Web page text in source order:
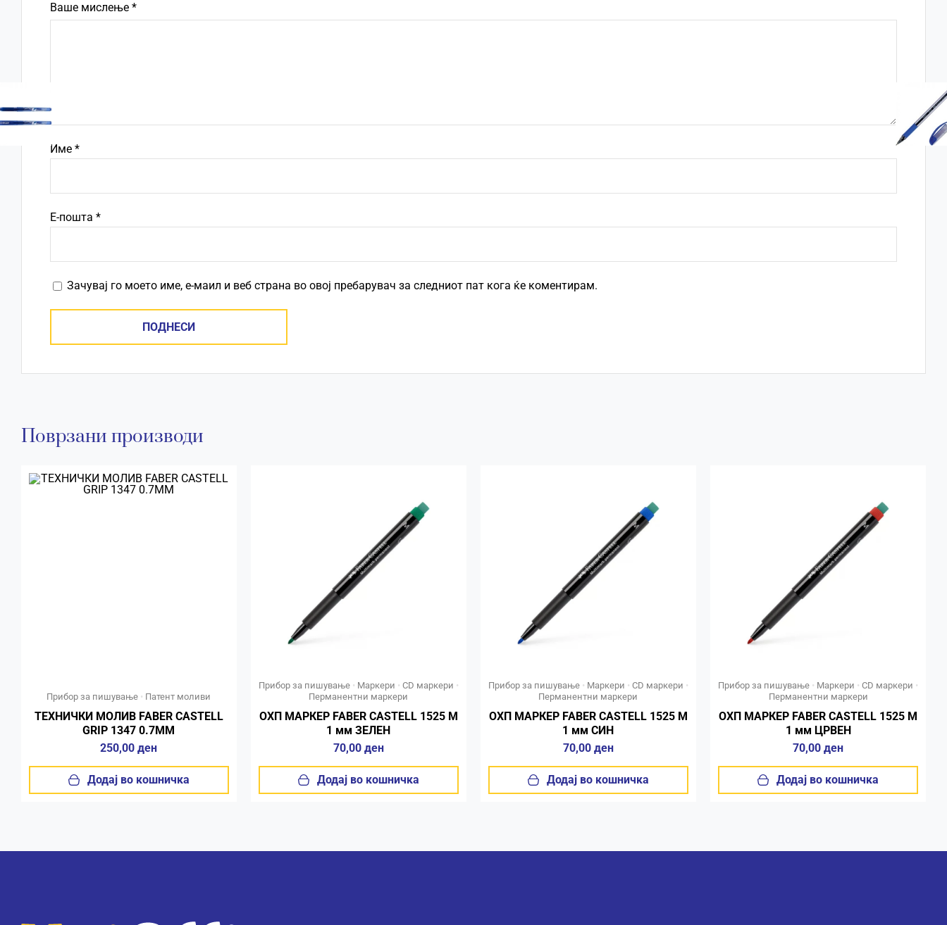
Ваше мислење *
Име *
Е-пошта *
Зачувај го моето име, е-маил и веб страна во овој пребарувач за следниот пат кога ќе коментирам.
Поврзани производи
Прибор за пишување • Патент моливи
ТЕХНИЧКИ МОЛИВ FABER CASTELL
GRIP 1347 0.7MM
250,00ден
Додај во кошничка
Прибор за пишување• Маркери • CD маркери •
Перманентни маркери
ОХП МАРКЕР FABER CASTELL 1525 M
1 мм ЗЕЛЕН
70,00 ден
Додај во кошничка
Прибор за пишување• Маркери • CD маркери •
Перманентни маркери
ОХП МАРКЕР FABER CASTELL 1525 M
1 мм СИН
70,00 ден
Додај во кошничка
Прибор за пишување • Маркери • CD маркери •
Перманентни маркери
ОХП МАРКЕР FABER CASTELL 1525 M
1 мм ЦРВЕН
70,00 ден
Додај во кошничка